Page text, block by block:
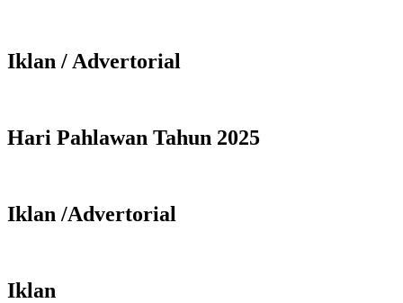
Iklan / Advertorial
Hari Pahlawan Tahun 2025
Iklan /Advertorial
Iklan